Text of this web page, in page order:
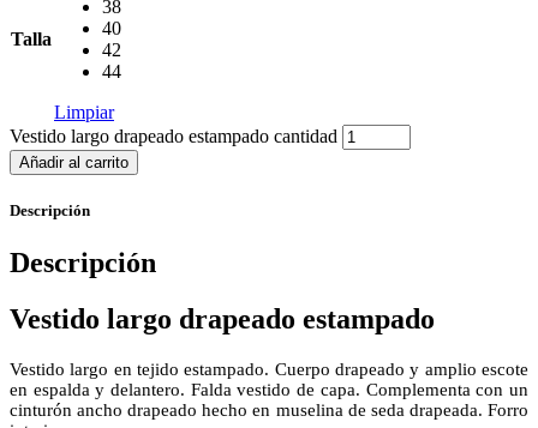
Talla
38
40
42
44
Limpiar
Vestido largo drapeado estampado cantidad
Añadir al carrito
Descripción
Descripción
Vestido largo drapeado estampado
Vestido largo en tejido estampado. Cuerpo drapeado y amplio escote
en espalda y delantero. Falda vestido de capa. Complementa con un
cinturón ancho drapeado hecho en muselina de seda drapeada. Forro